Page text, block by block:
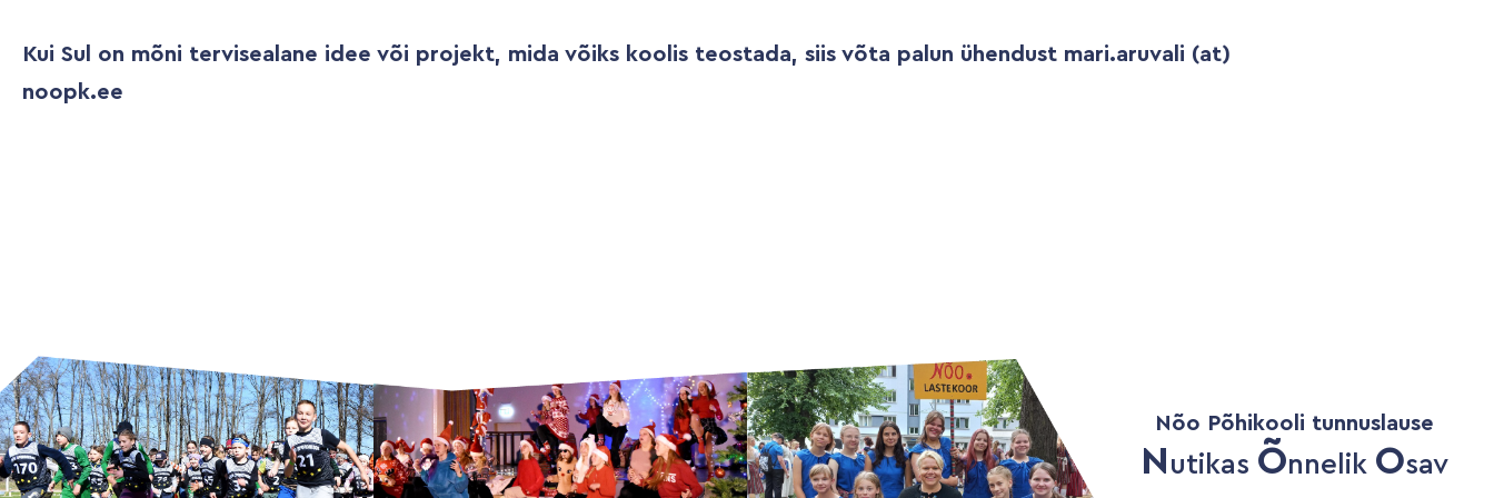
Kui Sul on mõni tervisealane idee või projekt, mida võiks koolis teostada, siis võta palun ühendust mari.aruvali (at)
noopk.ee
Nõo Põhikooli tunnuslause
Nutikas Õnnelik Osav